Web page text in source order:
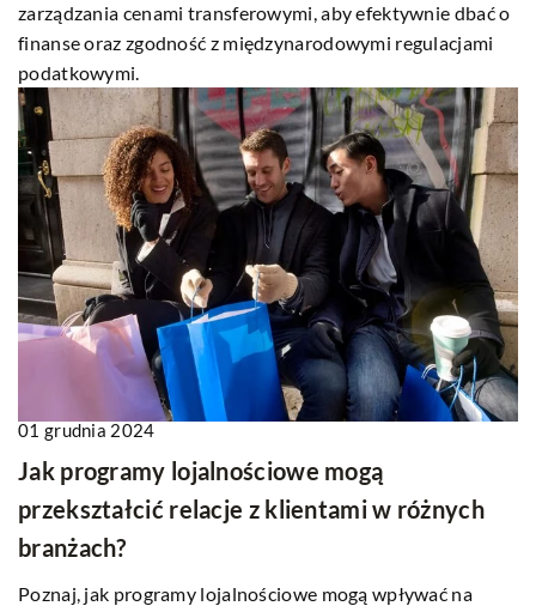
zarządzania cenami transferowymi, aby efektywnie dbać o
finanse oraz zgodność z międzynarodowymi regulacjami
podatkowymi.
01 grudnia 2024
Jak programy lojalnościowe mogą
przekształcić relacje z klientami w różnych
branżach?
Poznaj, jak programy lojalnościowe mogą wpływać na